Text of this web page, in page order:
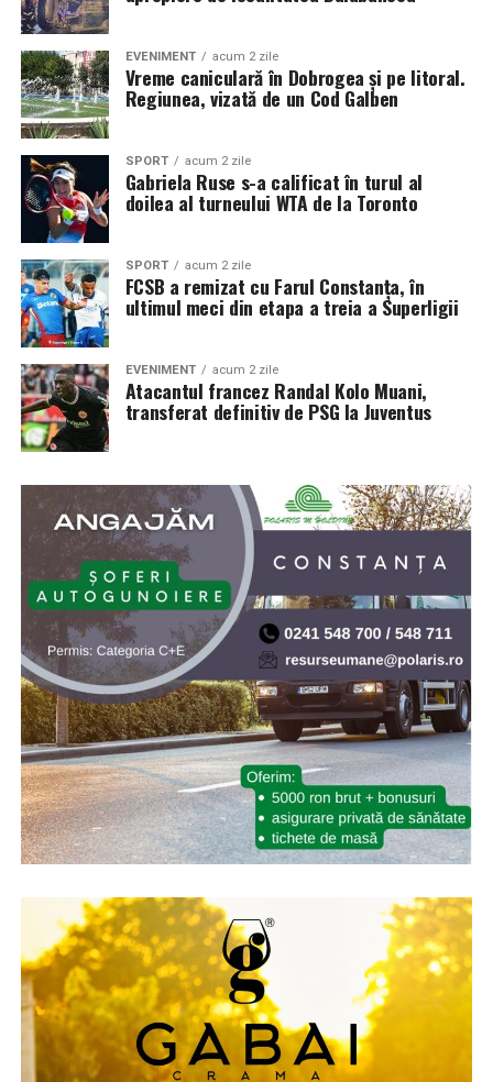
EVENIMENT acum 2 zile
Vreme caniculară în Dobrogea și pe litoral.
Regiunea, vizată de un Cod Galben
SPORT acum 2 zile
Gabriela Ruse s-a calificat în turul al
doilea al turneului WTA de la Toronto
SPORT acum 2 zile
FCSB a remizat cu Farul Constanța, în
ultimul meci din etapa a treia a Superligii
EVENIMENT acum 2 zile
Atacantul francez Randal Kolo Muani,
transferat definitiv de PSG la Juventus